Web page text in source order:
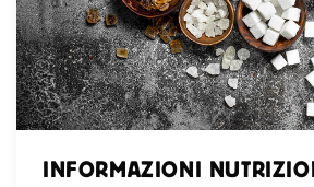
INFORMAZIONI